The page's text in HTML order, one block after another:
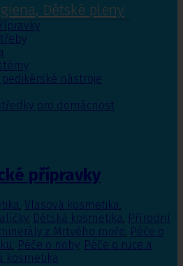
Dětské pleny
nástroje
pro domácnost
přípravky
, Vlasová kosmetika,
, Dětská kosmetika, Přírodní
z Mrtvého moře, Péče o
, Péče o nohy, Péče o ruce a
kosmetika